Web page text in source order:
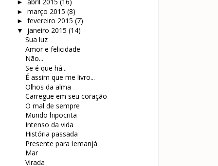
► abril 2015 (16)
► março 2015 (8)
► fevereiro 2015 (7)
▼ janeiro 2015 (14)
Sua luz
Amor e felicidade
Não...
Se é que há...
É assim que me livro...
Olhos da alma
Carregue em seu coração
O mal de sempre
Mundo hipocrita
Intenso da vida
História passada
Presente para Iemanjá
Mar
Virada